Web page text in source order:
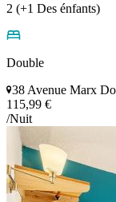
2 (+1 Des énfants)
Double
38 Avenue Marx
115,99 €
/Nuit